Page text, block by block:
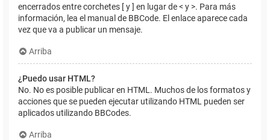
encerrados entre corchetes [ y ] en lugar de < y >. Para más
información, lea el manual de BBCode. El enlace aparece cada
vez que va a publicar un mensaje.
Arriba
¿Puedo usar HTML?
No. No es posible publicar en HTML. Muchos de los formatos y
acciones que se pueden ejecutar utilizando HTML pueden ser
aplicados utilizando BBCodes.
Arriba